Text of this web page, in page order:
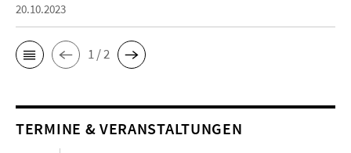
20.10.2023
1 / 2
TERMINE & VERANSTALTUNGEN